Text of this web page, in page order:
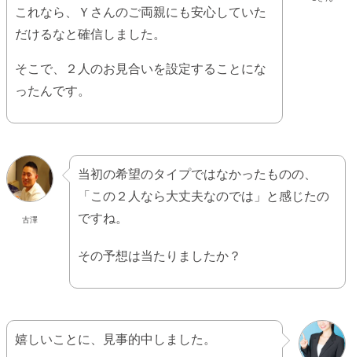
これなら、Ｙさんのご両親にも安心していた
だけるなと確信しました。
そこで、２人のお見合いを設定することにな
ったんです。
古澤
当初の希望のタイプではなかったものの、
「この２人なら大丈夫なのでは」と感じたの
ですね。
その予想は当たりましたか？
嬉しいことに、見事的中しました。